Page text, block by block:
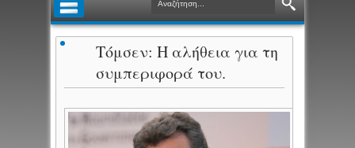
Τόμσεν: Η αλήθεια για τη
συμπεριφορά του.